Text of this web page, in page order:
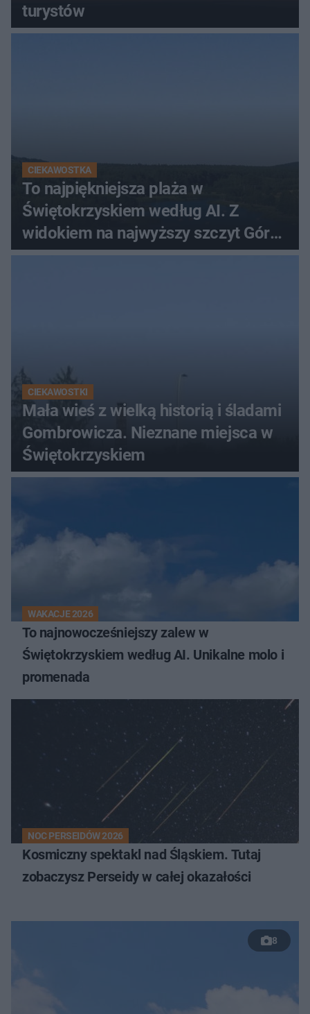
turystów
CIEKAWOSTKA
To najpiękniejsza plaża w
Świętokrzyskiem według AI. Z
widokiem na najwyższy szczyt Gór
Świętokrzyskich
CIEKAWOSTKI
Mała wieś z wielką historią i śladami
Gombrowicza. Nieznane miejsca w
Świętokrzyskiem
WAKACJE 2026
To najnowocześniejszy zalew w
Świętokrzyskiem według AI. Unikalne molo i
promenada
NOC PERSEIDÓW 2026
Kosmiczny spektakl nad Śląskiem. Tutaj
zobaczysz Perseidy w całej okazałości
8